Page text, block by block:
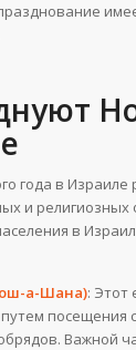
года в Израиле
и религиозных
в
а-Шана): Этот
посещения
Важной